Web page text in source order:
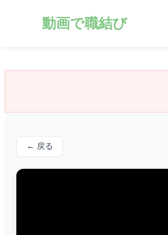
動画で職結び
← 戻る